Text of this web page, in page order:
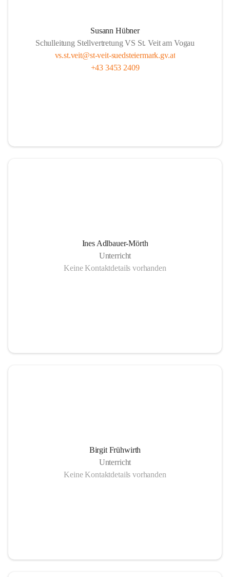
Susann Hübner
Schulleitung Stellvertretung VS St. Veit am Vogau
vs.st.veit@st-veit-suedsteiermark.gv.at
+43 3453 2409
Ines Adlbauer-Mörth
Unterricht
Keine Kontaktdetails vorhanden
Birgit Frühwirth
Unterricht
Keine Kontaktdetails vorhanden